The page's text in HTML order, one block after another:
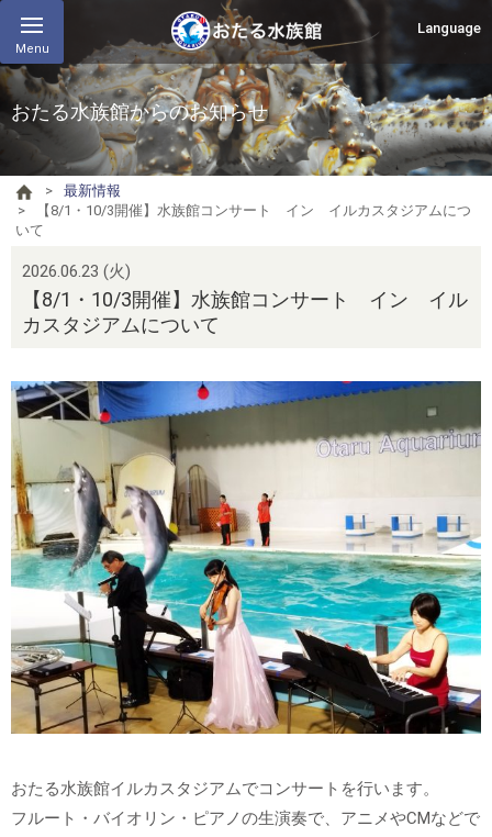
Menu
Language
おたる水族館からのお知らせ
最新情報
【8/1・10/3開催】水族館コンサート イン イルカスタジアムにつ
いて
2026.06.23 (火)
【8/1・10/3開催】水族館コンサート イン イル
カスタジアムについて
おたる水族館イルカスタジアムでコンサートを行います。
フルート・バイオリン・ピアノの生演奏で、アニメやCMなどで